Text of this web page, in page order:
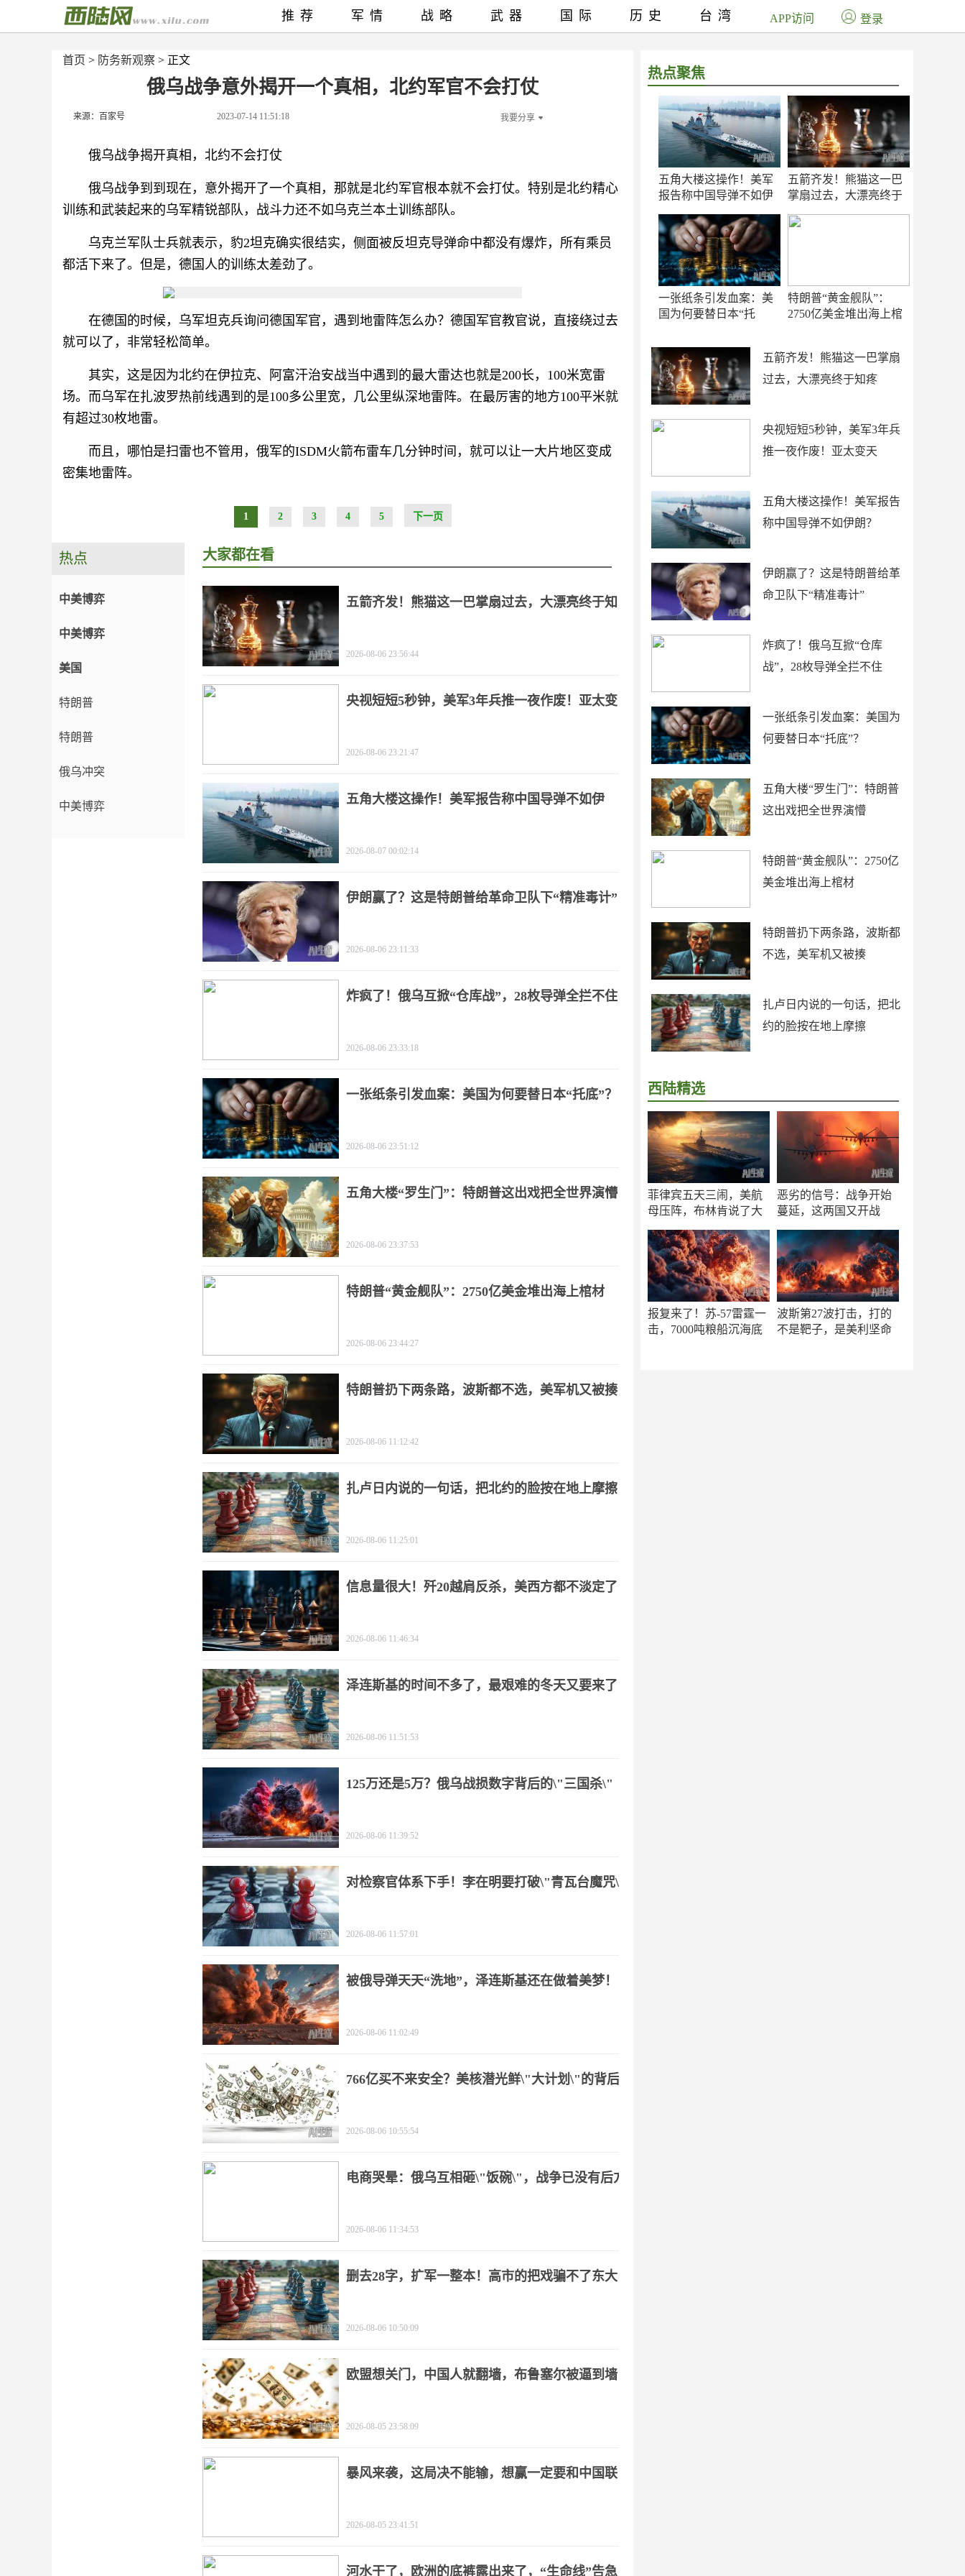
首页 > 防务新观察 > 正文
俄乌战争意外揭开一个真相，北约军官不会打仗
来源：百家号 2023-07-14 11:51:18 我要分享
俄乌战争揭开真相，北约不会打仗
俄乌战争到到现在，意外揭开了一个真相，那就是北约军官根本就不会打仗。特别是北约精心
训练和武装起来的乌军精锐部队，战斗力还不如乌克兰本土训练部队。
乌克兰军队士兵就表示，豹2坦克确实很结实，侧面被反坦克导弹命中都没有爆炸，所有乘员
都活下来了。但是，德国人的训练太差劲了。
在德国的时候，乌军坦克兵询问德国军官，遇到地雷阵怎么办？德国军官教官说，直接绕过去
就可以了，非常轻松简单。
其实，这是因为北约在伊拉克、阿富汗治安战当中遇到的最大雷达也就是200长，100米宽雷
场。而乌军在扎波罗热前线遇到的是100多公里宽，几公里纵深地雷阵。在最厉害的地方100平米就
有超过30枚地雷。
而且，哪怕是扫雷也不管用，俄军的ISDM火箭布雷车几分钟时间，就可以让一大片地区变成
密集地雷阵。
1 2 3 4 5 下一页
热点聚焦
五角大楼这操作！美军
报告称中国导弹不如伊
五箭齐发！熊猫这一巴
掌扇过去，大漂亮终于
一张纸条引发血案：美
国为何要替日本“托
特朗普“黄金舰队”：
2750亿美金堆出海上棺
五箭齐发！熊猫这一巴掌扇
过去，大漂亮终于知疼
央视短短5秒钟，美军3年兵
推一夜作废！亚太变天
五角大楼这操作！美军报告
称中国导弹不如伊朗？
伊朗赢了？这是特朗普给革
命卫队下“精准毒计”
炸疯了！俄乌互掀“仓库
战”，28枚导弹全拦不住
一张纸条引发血案：美国为
何要替日本“托底”？
五角大楼“罗生门”：特朗普
这出戏把全世界演懵
特朗普“黄金舰队”：2750亿
美金堆出海上棺材
特朗普扔下两条路，波斯都
不选，美军机又被揍
扎卢日内说的一句话，把北
约的脸按在地上摩擦
西陆精选
菲律宾五天三闹，美航
母压阵，布林肯说了大
恶劣的信号：战争开始
蔓延，这两国又开战
报复来了！苏-57雷霆一
击，7000吨粮船沉海底
波斯第27波打击，打的
不是靶子，是美利坚命
推荐 军情 战略 武器 国际 历史 台湾 APP访问 登录
热点
中美博弈
中美博弈
美国
特朗普
特朗普
俄乌冲突
中美博弈
大家都在看
五箭齐发！熊猫这一巴掌扇过去，大漂亮终于知
2026-08-06 23:56:44
央视短短5秒钟，美军3年兵推一夜作废！亚太变
2026-08-06 23:21:47
五角大楼这操作！美军报告称中国导弹不如伊
2026-08-07 00:02:14
伊朗赢了？这是特朗普给革命卫队下“精准毒计”
2026-08-06 23:11:33
炸疯了！俄乌互掀“仓库战”，28枚导弹全拦不住
2026-08-06 23:33:18
一张纸条引发血案：美国为何要替日本“托底”？
2026-08-06 23:51:12
五角大楼“罗生门”：特朗普这出戏把全世界演懵
2026-08-06 23:37:53
特朗普“黄金舰队”：2750亿美金堆出海上棺材
2026-08-06 23:44:27
特朗普扔下两条路，波斯都不选，美军机又被揍
2026-08-06 11:12:42
扎卢日内说的一句话，把北约的脸按在地上摩擦
2026-08-06 11:25:01
信息量很大！歼20越肩反杀，美西方都不淡定了
2026-08-06 11:46:34
泽连斯基的时间不多了，最艰难的冬天又要来了
2026-08-06 11:51:53
125万还是5万？俄乌战损数字背后的\"三国杀\"
2026-08-06 11:39:52
对检察官体系下手！李在明要打破\"青瓦台魔咒\"
2026-08-06 11:57:01
被俄导弹天天“洗地”，泽连斯基还在做着美梦！
2026-08-06 11:02:49
766亿买不来安全？美核潜光鲜\"大计划\"的背后
2026-08-06 10:55:54
电商哭晕：俄乌互相砸\"饭碗\"，战争已没有后方
2026-08-06 11:34:53
删去28字，扩军一整本！高市的把戏骗不了东大
2026-08-06 10:50:09
欧盟想关门，中国人就翻墙，布鲁塞尔被逼到墙
2026-08-05 23:58:09
暴风来袭，这局决不能输，想赢一定要和中国联
2026-08-05 23:41:51
河水干了，欧洲的底裤露出来了，“生命线”告急